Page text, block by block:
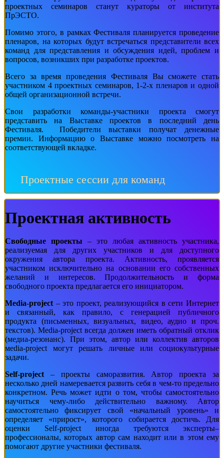
проектных семинаров станут кураторы от института
ПрЭСТО.
Помимо этого, в рамках Фестиваля планируется проведение
пленаров, на которых будут встречаться представители всех
команд для представления и обсуждения идей, проблем и
вопросов, возникших при разработке проектов.
Всего за время проведения Фестиваля Вы сможете стать
участником 4 проектных семинаров, 1-2-х пленаров и одной
общей организационной встречи.
Свои разработки команды-участники проекта смогут
представить на Выставке проектов в последний день
Фестиваля. Победители выставки получат денежные
премии. Информацию о Выставке можно посмотреть на
соответствующей вкладке.
Проектные сессии для команд
Проектная активность
Свободные проекты – это любая активность участника,
реализуемая для других участников и для доступного
окружения автора проекта. Активность, проявляется
участником исключительно на основании его собственных
желаний и интересов. Продолжительность и форма
свободного проекта предлагается его инициатором.
Media-projeсt – это проект, реализующийся в сети Интернет
и связанный, как правило, с генерацией публичного
продукта (письменных, визуальных, видео, аудио и проч.
текстов). Media-projeсt всегда должен иметь обратный отклик
(медиа-резонанс). При этом, автор или коллектив авторов
мedia-projeсt могут решать личные или социокультурные
задачи.
Self-projeсt –проекты саморазвития. Автор проекта за
несколько дней намеревается развить себя в чем-то предельно
конкретном. Речь может идти о том, чтобы самостоятельно
научиться чему-либо действительно важному. Автор
самостоятельно фиксирует свой «начальный уровень» и
определяет «прирост», которого собирается достичь. Для
оценки Self-projeсt иногда требуются эксперты–
профессионалы, которых автор сам находит или в этомему
помогают другие участники фестиваля.